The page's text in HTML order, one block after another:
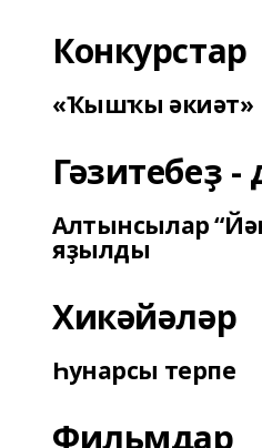
Конкурстар
«Ҡышҡы әкиәт»
Гәзитебеҙ
Алтынсылар
яҙылды
Хикәйәләр
Һунарсы терпе
Фильмдар